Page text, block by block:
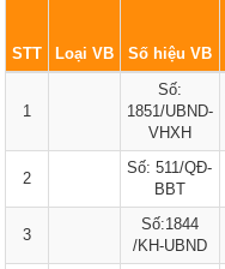
STT Loại VB Số hiệu VB
1
Số:
1851/UBND-
VHXH
2
Số: 511/QĐ-
BBT
3
Số:1844
/KH-UBND